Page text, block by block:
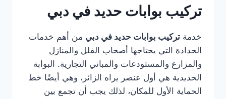
تركيب بوابات حديد في دبي
خدمة تركيب بوابات حديد في دبي من أهم خدمات
الحدادة التي يحتاجها أصحاب الفلل والمنازل
والمزارع والمستودعات والمباني التجارية. البوابة
الحديدية هي أول عنصر يراه الزائر، وهي أيضًا خط
الحماية الأول للمكان، لذلك يجب أن تجمع بين